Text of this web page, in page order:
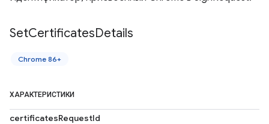
SetCertificatesDetails
Chrome 86+
ХАРАКТЕРИСТИКИ
certificatesRequestId